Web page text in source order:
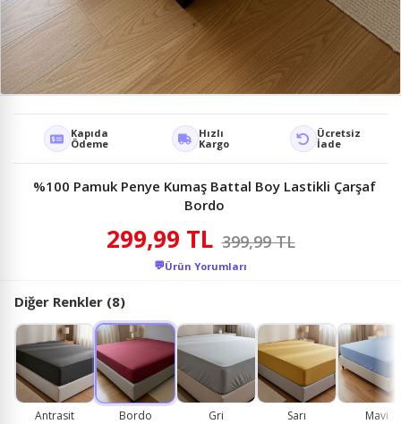
Kapıda
Ödeme
Hızlı
Kargo
Ücretsiz
İade
%100 Pamuk Penye Kumaş Battal Boy Lastikli Çarşaf
Bordo
299,99 TL 399,99 TL
💬Ürün Yorumları
Diğer Renkler (8)
Antrasit Bordo Gri Sarı Mavi